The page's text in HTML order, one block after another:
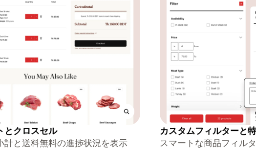
とクロスセル
計と送料無料の進捗状況を表示
カスタムフィルターと
スマートな商品フィル